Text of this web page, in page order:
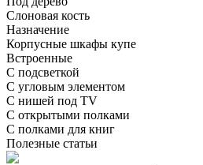
Слоновая кость
Назначение
Корпусные шкафы купе
Встроенные
С подсветкой
С угловым элементом
С нишей под TV
С открытыми полками
С полками для книг
Полезные статьи